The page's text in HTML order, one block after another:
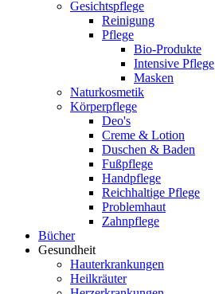
Gesichtspflege
Reinigung
Pflege
Bio-Produkte
Intensive Pflege
Masken
Naturkosmetik
Körperpflege
Deo's
Creme & Lotion
Duschen & Baden
Fußpflege
Handpflege
Reichhaltige Pflege
Problemhaut
Zahnpflege
Bücher
Gesundheit
Hauterkrankungen
Heilkräuter